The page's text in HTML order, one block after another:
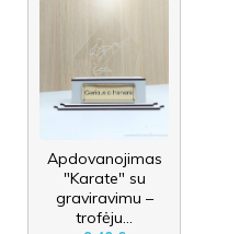
Apdovanojimas
"Karate" su
graviravimu –
trofėju...